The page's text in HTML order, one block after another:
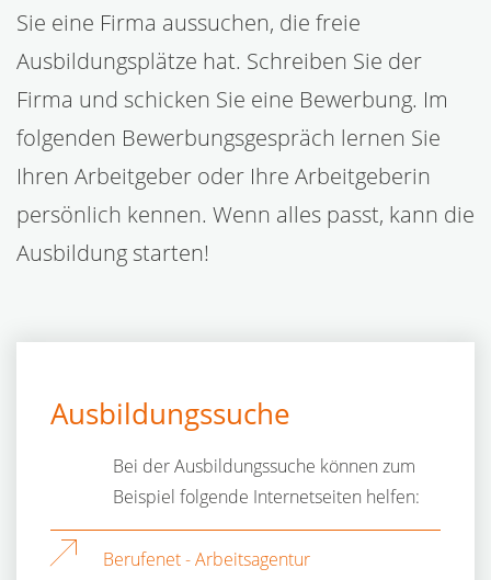
Sie eine Firma aussuchen, die freie
Ausbildungsplätze hat. Schreiben Sie der
Firma und schicken Sie eine Bewerbung. Im
folgenden Bewerbungsgespräch lernen Sie
Ihren Arbeitgeber oder Ihre Arbeitgeberin
persönlich kennen. Wenn alles passt, kann die
Ausbildung starten!
Ausbildungssuche
Bei der Ausbildungssuche können zum
Beispiel folgende Internetseiten helfen:
Berufenet - Arbeitsagentur